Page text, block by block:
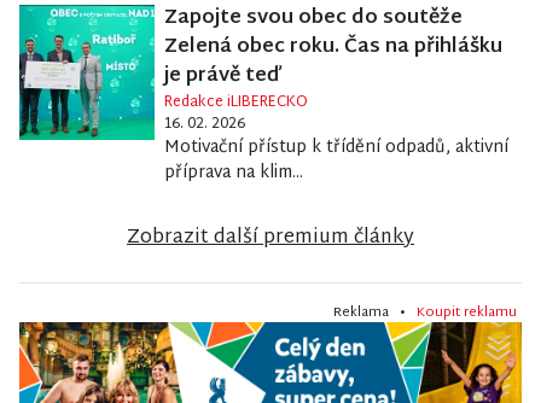
Zapojte svou obec do soutěže
Zelená obec roku. Čas na přihlášku
je právě teď
Redakce iLIBERECKO
16. 02. 2026
Motivační přístup k třídění odpadů, aktivní
příprava na klim...
Zobrazit další premium články
Reklama • Koupit reklamu